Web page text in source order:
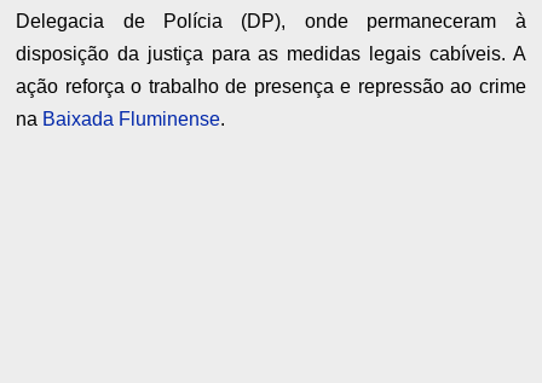
Delegacia de Polícia (DP), onde permaneceram à
disposição da justiça para as medidas legais cabíveis. A
ação reforça o trabalho de presença e repressão ao crime
na Baixada Fluminense.